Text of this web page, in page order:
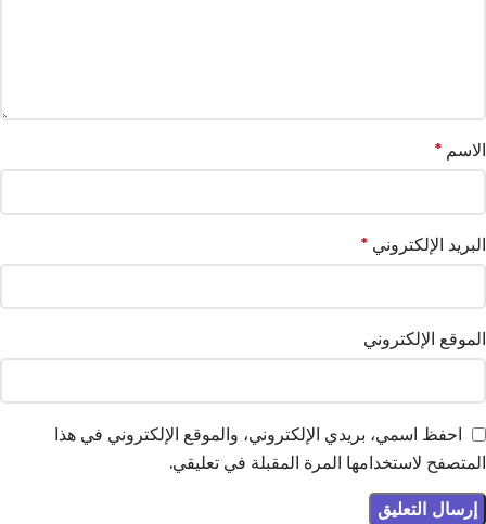
الاسم *
البريد الإلكتروني *
الموقع الإلكتروني
احفظ اسمي، بريدي الإلكتروني، والموقع الإلكتروني في هذا
المتصفح لاستخدامها المرة المقبلة في تعليقي.